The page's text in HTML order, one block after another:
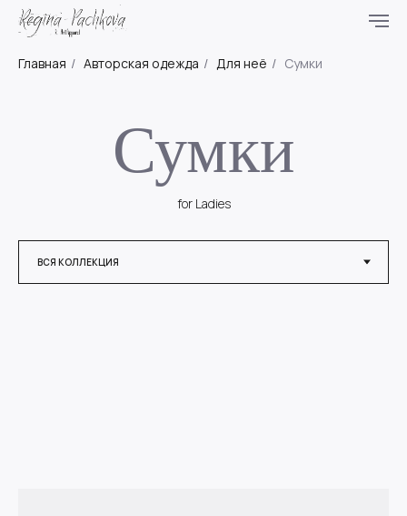
Главная / Авторская одежда / Для неё / Сумки
Сумки
for Ladies